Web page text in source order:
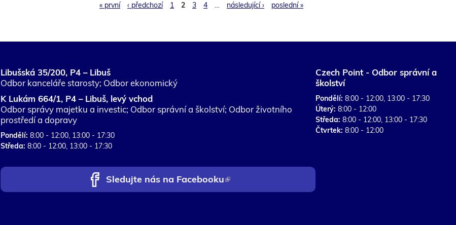
« první ‹ předchozí 1 2 3 4 … následující › poslední »
Libušská 35/200, P4 – Libuš
Odbor kanceláře starosty; Odbor ekonomický
K Lukám 664/1, P4 – Libuš, levý vchod
Odbor správy majetku a investic; Odbor správní a školství; Odbor životního
prostředí a dopravy
Pondělí: 8:00 - 12:00, 13:00 - 17:30
Středa: 8:00 - 12:00, 13:00 - 17:30
Sledujte nás na Facebooku(
o
Czech Point - Odbor správní a
školství
Pondělí: 8:00 - 12:00, 13:00 - 17:30
Úterý: 8:00 - 12:00
Středa: 8:00 - 12:00, 13:00 - 17:30
Čtvrtek: 8:00 - 12:00